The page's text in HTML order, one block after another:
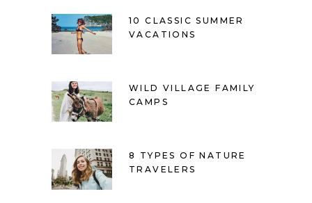
10 CLASSIC SUMMER
VACATIONS
WILD VILLAGE FAMILY
CAMPS
8 TYPES OF NATURE
TRAVELERS